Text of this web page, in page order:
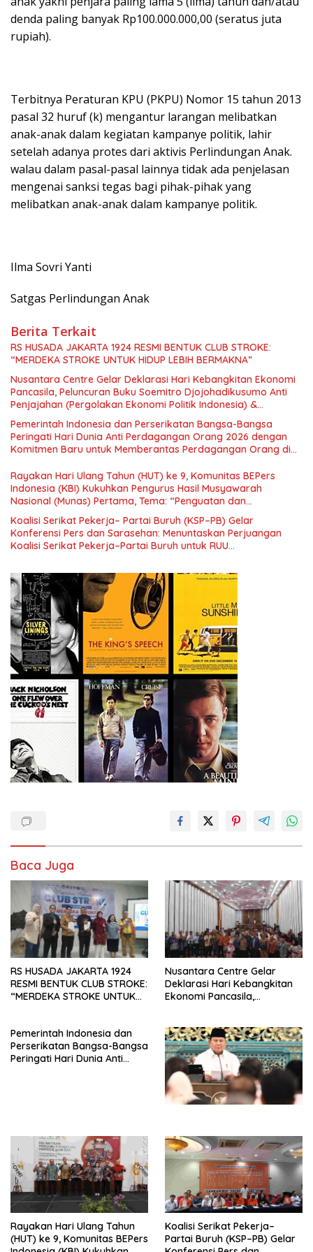
denda paling banyak Rp100.000.000,00 (seratus juta
rupiah).
Terbitnya Peraturan KPU (PKPU) Nomor 15 tahun 2013
pasal 32 huruf (k) mengantur larangan melibatkan
anak-anak dalam kegiatan kampanye politik, lahir
setelah adanya protes dari aktivis Perlindungan Anak.
walau dalam pasal-pasal lainnya tidak ada penjelasan
mengenai sanksi tegas bagi pihak-pihak yang
melibatkan anak-anak dalam kampanye politik.
Ilma Sovri Yanti
Satgas Perlindungan Anak
Berita Terkait
RS HUSADA JAKARTA 1924 RESMI BENTUK CLUB STROKE:
“MERDEKA STROKE UNTUK HIDUP LEBIH BERMAKNA”
Nusantara Centre Gelar Deklarasi Hari Kebangkitan Ekonomi
Pancasila, Peluncuran Buku Soemitro Djojohadikusumo Anti
Penjajahan (Pergolakan Ekonomi Politik Indonesia) &
Simposium Nasional “Urgensi Undang-Undang Perekonomian
Nasional dan Kesejahteraan Sosial dalam Menata Bangsa
Menuju Indonesia Emas 2045”,
Pemerintah Indonesia dan Perserikatan Bangsa-Bangsa
Peringati Hari Dunia Anti Perdagangan Orang 2026 dengan
Komitmen Baru untuk Memberantas Perdagangan Orang di
Rayakan Hari Ulang Tahun (HUT) ke 9, Komunitas BEPers
Indonesia (KBI) Kukuhkan Pengurus Hasil Musyawarah
Nasional (Munas) Pertama, Tema: “Penguatan dan
Pengembangan Organisasi KBI yang Berbasis Riset di seluruh
Indonesia dan Mancanegara”.
Koalisi Serikat Pekerja– Partai Buruh (KSP–PB) Gelar
Konferensi Pers dan Sarasehan: Menuntaskan Perjuangan
Koalisi Serikat Pekerja–Partai Buruh untuk RUU
Baca Juga
RS HUSADA JAKARTA 1924
RESMI BENTUK CLUB STROKE:
“MERDEKA STROKE UNTUK
Nusantara Centre Gelar
Deklarasi Hari Kebangkitan
Ekonomi Pancasila,
Penjajahan (Pergolakan
Ekonomi Politik Indonesia) &
Simposium Nasional “Urgensi
Undang-Undang
Perekonomian Nasional dan
Kesejahteraan Sosial dalam
Pemerintah Indonesia dan
Perserikatan Bangsa-Bangsa
Peringati Hari Dunia Anti
Rayakan Hari Ulang Tahun
(HUT) ke 9, Komunitas BEPers
Koalisi Serikat Pekerja–
Partai Buruh (KSP–PB) Gelar